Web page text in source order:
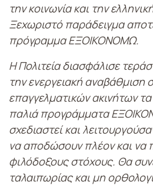
την κοινωνία και την
Ξεχωριστό παράδειγμα
πρόγραμμα ΕΞΟΙΚΟΝΟΜΩ.
Η Πολιτεία διασφάλισε
την ενεργειακή αναβάθμιση
επαγγελματικών ακινήτων
παλιά προγράμματα
σχεδιαστεί και
να αποδώσουν πλέον και να
φιλόδοξους στόχους. Θα
ταλαιπωρίας και μη